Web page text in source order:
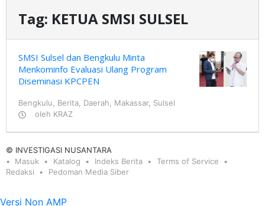
Tag: KETUA SMSI SULSEL
SMSI Sulsel dan Bengkulu Minta
Menkominfo Evaluasi Ulang Program
Diseminasi KPCPEN
Bengkulu Berita Daerah Makassar, Sulsel
oleh KRAZ
© INVESTIGASI NUSANTARA
Masuk
Katalog Indeks Berita
Terms of Service
Redaksi
Pedoman Media Siber
Versi Non AMP